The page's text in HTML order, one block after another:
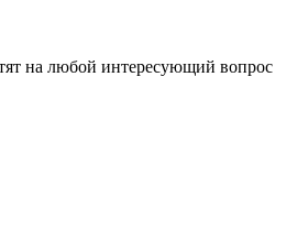
на любой интересующий вопрос